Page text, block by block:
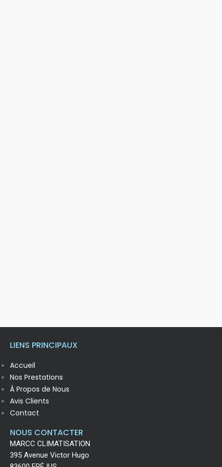
LIENS PRINCIPAUX
Accueil
Nos Prestations
À Propos de Nous
Avis Clients
Contact
NOUS CONTACTER
MARCC CLIMATISATION
395 Avenue Victor Hugo